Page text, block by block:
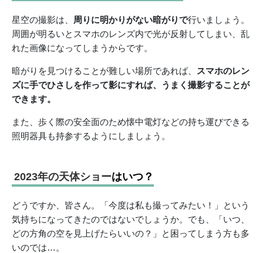
星空の撮影は、 周りに明かりがない暗がりで行いましょう。
周囲が明るいとスマホのレンズ内で光が反射してしまい、乱
れた画像になってしまうからです。
暗がりを見つけることが難しい場所であれば、
スマホのレン
ズに手でひさしを作って影にすれば、うまく撮影することが
できます。
また、歩く際の安全面のため懐中電灯などの持ち運びできる
照明器具も持参するようにしましょう。
2023年の天体ショーはいつ？
どうですか、皆さん。「今度は私も撮ってみたい！」という
気持ちになってきたのではないでしょうか。でも、「いつ、
どの方角の空を見上げたらいいの？」と困ってしまう方も多
いのでは…。